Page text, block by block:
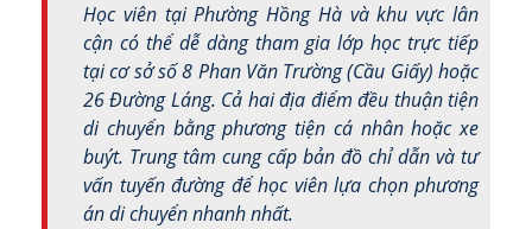
Học viên tại Phường Hồng Hà và khu vực lân
cận có thể dễ dàng tham gia lớp học trực tiếp
tại cơ sở số 8 Phan Văn Trường (Cầu Giấy) hoặc
26 Đường Láng. Cả hai địa điểm đều thuận tiện
di chuyển bằng phương tiện cá nhân hoặc xe
buýt. Trung tâm cung cấp bản đồ chỉ dẫn và tư
vấn tuyến đường để học viên lựa chọn phương
án di chuyển nhanh nhất.